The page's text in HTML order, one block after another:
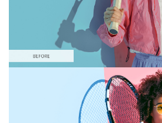
Proszę wybrać
Free Pastel Preset #9